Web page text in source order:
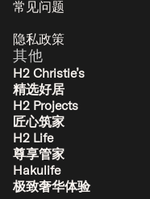
Yukihyo
曾我 - 二世谷
11
奢华
常见问题
隐私政策
其他
H2 Christie’s
精选好居
H2 Projects
匠心筑家
H2 Life
尊享管家
Hakulife
极致奢华体验